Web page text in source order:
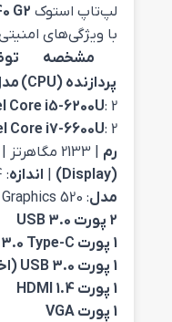
لپ‌تاپ استوک G2
با ویژگی‌های
مشخصه
پردازنده (CPU)
Core i5-6200U: 2 هسته‌ای، 2.3 گیگاهرتز پایه، 2.8 گیگاهرتز توربو
Core i7-6600U: 2 هسته‌ای، 2.6 گیگاهرتز پایه، 3.4 گیگاهرتز توربو | |
رم
(Display)
اندازه: 14 اینچ | |
مدل: Intel HD Graphics 520 | |
2 پورت USB 3.0
1 پورت USB 3.0 Type-C
1 پورت USB 3.0 (اختیاری)
1 پورت HDMI 1.4
1 پورت VGA